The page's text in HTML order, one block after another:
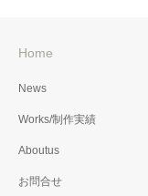
Home
News
Works/制作実績
Aboutus
お問合せ